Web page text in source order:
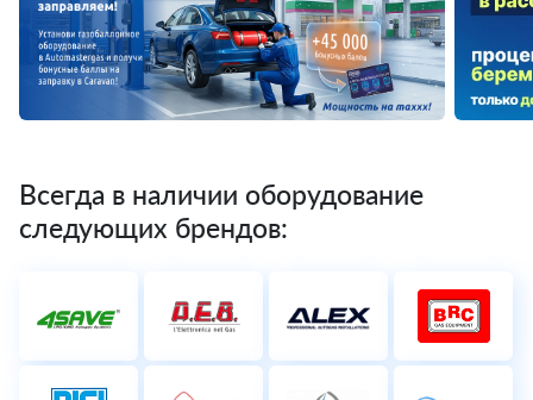
Всегда в наличии оборудование
следующих брендов: